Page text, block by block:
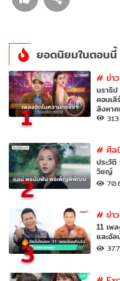
ยอดนิยมในตอนนี้
1
#ข่า
นราธิ
คอนเ
สิงหา
313
2
#ศิล
ประวั
วิชญ์
3
#ข่า
11 เพ
และอัล